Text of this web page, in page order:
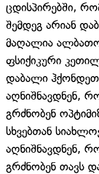
ცდისპირებში,
შემდეგ არიან
მაღალია
ფსიქიკური
დაბალი
აღნიშნავდნენ,
გრძნობენ
სხვებთან
აღნიშნავდნენ,
გრძნობენ თავს